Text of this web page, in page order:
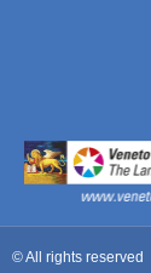
© All rights reserved